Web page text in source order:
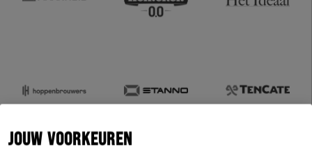
JOUW VOORKEUREN